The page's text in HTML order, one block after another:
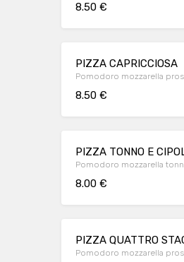
8.50 €
PIZZA CAPRICCIOSA
Pomodoro mozzarella
8.50 €
PIZZA TONNO E
Pomodoro mozzarella
8.00 €
PIZZA QUATTRO
Pomodoro mozzarella